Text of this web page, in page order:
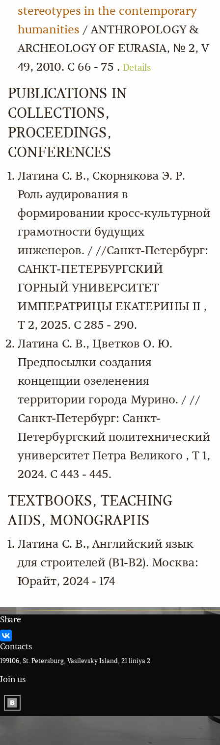
stereotypes in the contemporary
humanities / ANTHROPOLOGY &
ARCHEOLOGY OF EURASIA, № 2, V
49, 2010. С 66 - 75 . Details
PUBLICATIONS IN
COLLECTIONS,
PROCEEDINGS,
CONFERENCES
Латина С. В., Скорнякова Э. Р.
Роль аудирования в
формировании кросс-культурной
грамотности будущих
инженеров. / //Санкт-Петербург:
САНКТ-ПЕТЕРБУРГСКИЙ
ГОРНЫЙ УНИВЕРСИТЕТ
ИМПЕРАТРИЦЫ ЕКАТЕРИНЫ II ,
Т 2, 2025. С 285 - 290.
Латина С. В., Цветков О. Ю.
Предпосылки создания
концепции озеленения
территории города Мурино. / //
Санкт-Петербург: Санкт-
Петербургский политехнический
университет Петра Великого , Т 1,
2024. С 443 - 445.
TEXTBOOKS, TEACHING
AIDS, MONOGRAPHS
Латина С. В., Английский язык
для строителей (В1-В2). Москва:
Юрайт, 2024 - 174
Share
Contacts
199106, St. Petersburg, Vasilevsky Island, 21 liniya 2
Join us